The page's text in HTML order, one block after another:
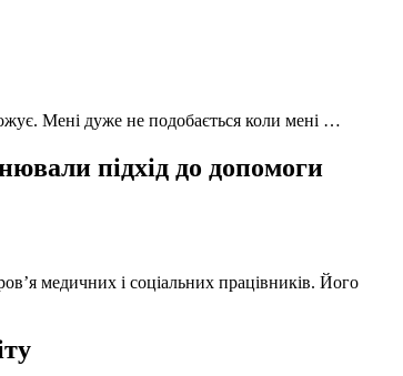
Мені дуже не подобається коли мені …
підхід до допомоги
медичних і соціальних працівників. Його